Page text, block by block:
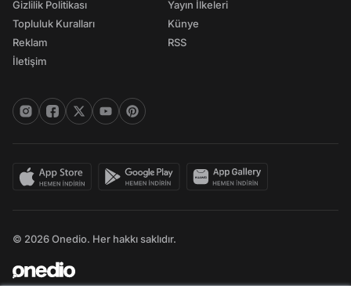
Gizlilik Politikası
Topluluk Kuralları
Reklam
İletişim
Yayın İlkeleri
Künye
RSS
© 2026 Onedio. Her hakkı saklıdır.